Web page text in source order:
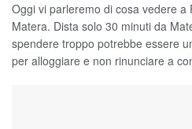
Oggi vi parleremo di cosa vedere
Matera. Dista solo 30 minuti da
spendere troppo potrebbe essere
per alloggiare e non rinunciare a